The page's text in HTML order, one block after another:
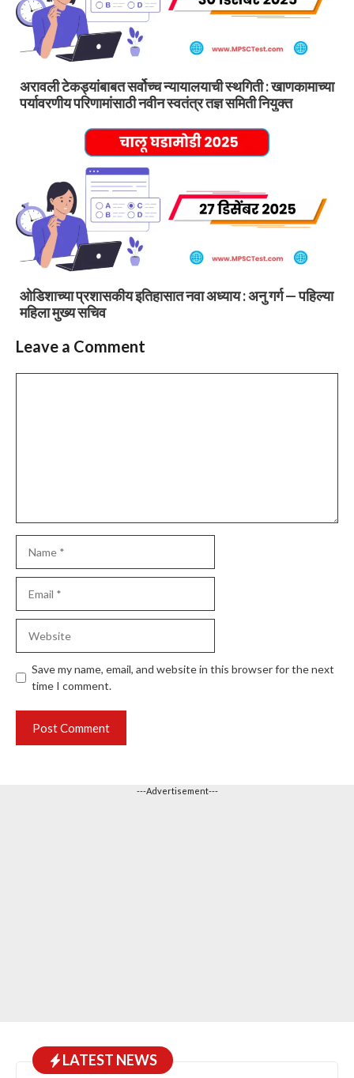
अरावली टेकड्यांबाबत सर्वोच्च न्यायालयाची स्थगिती : खाणकामाच्या
पर्यावरणीय परिणामांसाठी नवीन स्वतंत्र तज्ञ समिती नियुक्त
ओडिशाच्या प्रशासकीय इतिहासात नवा अध्याय : अनु गर्ग — पहिल्या
महिला मुख्य सचिव
Leave a Comment
Save my name, email, and website in this browser for the next
time I comment.
---Advertisement---
LATEST NEWS